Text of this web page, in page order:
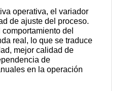
operativa, el variador
de ajuste del proceso.
del
real, lo que se traduce
mejor calidad de
de
en la operación